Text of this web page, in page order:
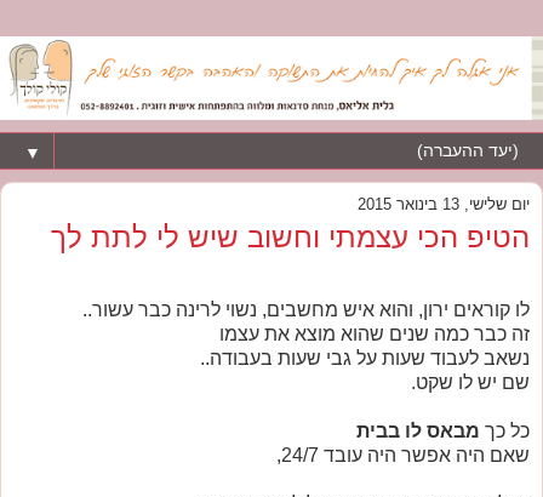
▼
יום שלישי, 13 בינואר 2015
הטיפ הכי עצמתי וחשוב שיש לי לתת לך
לו קוראים ירון, והוא איש מחשבים, נשוי לרינה כבר עשור..
זה כבר כמה שנים שהוא מוצא את עצמו
נשאב לעבוד שעות על גבי שעות בעבודה..
שם יש לו שקט.
כל כך מבאס לו בבית
שאם היה אפשר היה עובד 24/7,